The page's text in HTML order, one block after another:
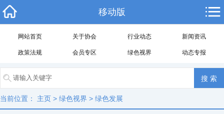
移动版
网站首页 关于协会 行业动态 新闻资讯
政策法规 会员专区 绿色视界 动态专报
当前位置： 主页 > 绿色视界 > 绿色发展